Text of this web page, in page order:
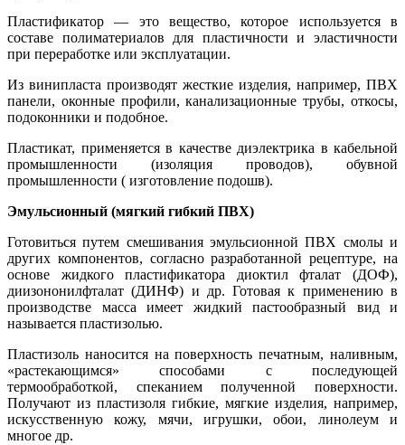
Пластификатор — это вещество, которое используется в
составе полиматериалов для пластичности и эластичности
при переработке или эксплуатации.
Из винипласта производят жесткие изделия, например, ПВХ
панели, оконные профили, канализационные трубы, откосы,
подоконники и подобное.
Пластикат, применяется в качестве диэлектрика в кабельной
промышленности (изоляция проводов), обувной
промышленности ( изготовление подошв).
Эмульсионный (мягкий гибкий ПВХ)
Готовиться путем смешивания эмульсионной ПВХ смолы и
других компонентов, согласно разработанной рецептуре, на
основе жидкого пластификатора диоктил фталат (ДОФ),
диизононилфталат (ДИНФ) и др. Готовая к применению в
производстве масса имеет жидкий пастообразный вид и
называется пластизолью.
Пластизоль наносится на поверхность печатным, наливным,
«растекающимся» способами с последующей
термообработкой, спеканием полученной поверхности.
Получают из пластизоля гибкие, мягкие изделия, например,
искусственную кожу, мячи, игрушки, обои, линолеум и
многое др.